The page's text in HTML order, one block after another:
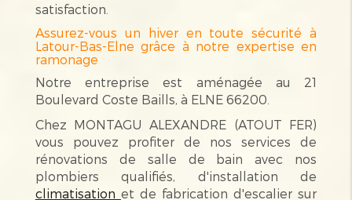
satisfaction.
Assurez-vous un hiver en toute sécurité à
Latour-Bas-Elne grâce à notre expertise en
ramonage
Notre entreprise est aménagée au 21
Boulevard Coste Baills, à ELNE 66200.
Chez MONTAGU ALEXANDRE (ATOUT FER)
vous pouvez profiter de nos services de
rénovations de salle de bain avec nos
plombiers qualifiés, d'installation de
climatisation et de fabrication d'escalier sur